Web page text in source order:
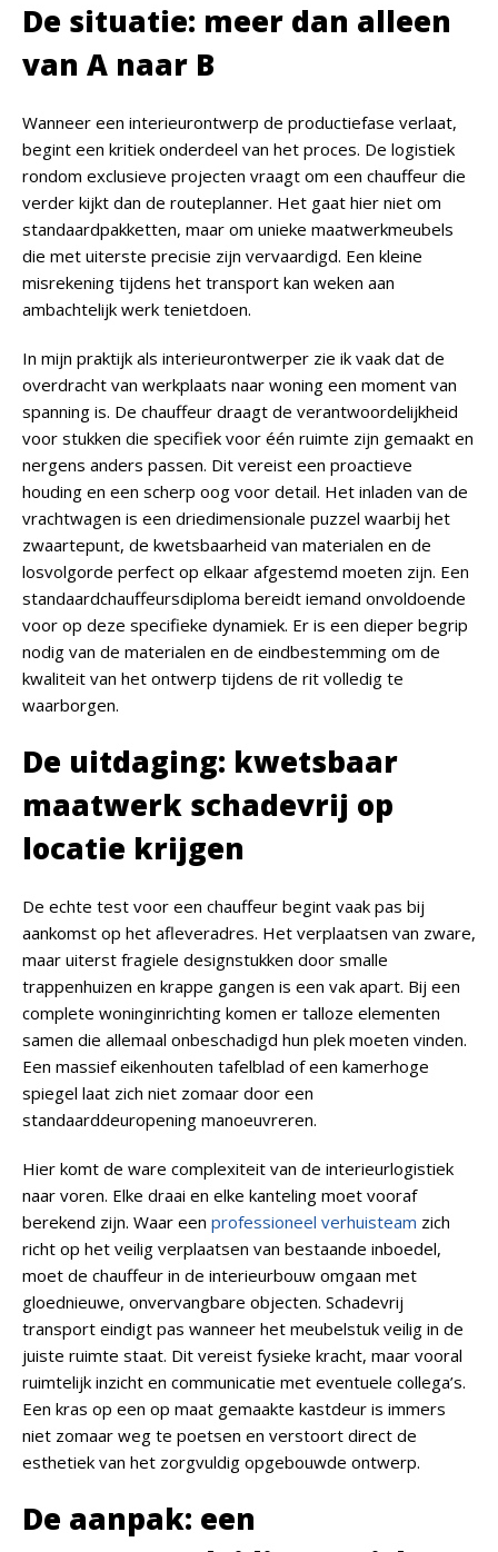
De situatie: meer dan alleen
van A naar B
Wanneer een interieurontwerp de productiefase verlaat,
begint een kritiek onderdeel van het proces. De logistiek
rondom exclusieve projecten vraagt om een chauffeur die
verder kijkt dan de routeplanner. Het gaat hier niet om
standaardpakketten, maar om unieke maatwerkmeubels
die met uiterste precisie zijn vervaardigd. Een kleine
misrekening tijdens het transport kan weken aan
ambachtelijk werk tenietdoen.
In mijn praktijk als interieurontwerper zie ik vaak dat de
overdracht van werkplaats naar woning een moment van
spanning is. De chauffeur draagt de verantwoordelijkheid
voor stukken die specifiek voor één ruimte zijn gemaakt en
nergens anders passen. Dit vereist een proactieve
houding en een scherp oog voor detail. Het inladen van de
vrachtwagen is een driedimensionale puzzel waarbij het
zwaartepunt, de kwetsbaarheid van materialen en de
losvolgorde perfect op elkaar afgestemd moeten zijn. Een
standaardchauffeursdiploma bereidt iemand onvoldoende
voor op deze specifieke dynamiek. Er is een dieper begrip
nodig van de materialen en de eindbestemming om de
kwaliteit van het ontwerp tijdens de rit volledig te
waarborgen.
De uitdaging: kwetsbaar
maatwerk schadevrij op
locatie krijgen
De echte test voor een chauffeur begint vaak pas bij
aankomst op het afleveradres. Het verplaatsen van zware,
maar uiterst fragiele designstukken door smalle
trappenhuizen en krappe gangen is een vak apart. Bij een
complete woninginrichting komen er talloze elementen
samen die allemaal onbeschadigd hun plek moeten vinden.
Een massief eikenhouten tafelblad of een kamerhoge
spiegel laat zich niet zomaar door een
standaarddeuropening manoeuvreren.
Hier komt de ware complexiteit van de interieurlogistiek
naar voren. Elke draai en elke kanteling moet vooraf
berekend zijn. Waar een professioneel verhuisteam zich
richt op het veilig verplaatsen van bestaande inboedel,
moet de chauffeur in de interieurbouw omgaan met
gloednieuwe, onvervangbare objecten. Schadevrij
transport eindigt pas wanneer het meubelstuk veilig in de
juiste ruimte staat. Dit vereist fysieke kracht, maar vooral
ruimtelijk inzicht en communicatie met eventuele collega’s.
Een kras op een op maat gemaakte kastdeur is immers
niet zomaar weg te poetsen en verstoort direct de
esthetiek van het zorgvuldig opgebouwde ontwerp.
De aanpak: een